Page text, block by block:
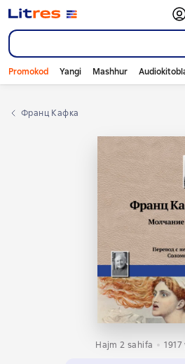
Promokod Yangi Mashhur
Франц Кафка
Hajm 2 sahifa 1917